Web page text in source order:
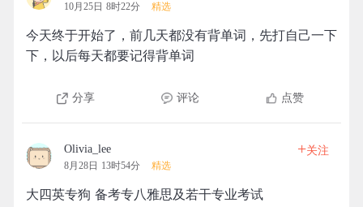
10月25日 8时22分 精选
今天终于开始了，前几天都没有背单词，先打自己一下
下，以后每天都要记得背单词
分享 评论 点赞
Olivia_lee
8月28日 13时54分 精选
+关注
大四英专狗 备考专八雅思及若干专业考试